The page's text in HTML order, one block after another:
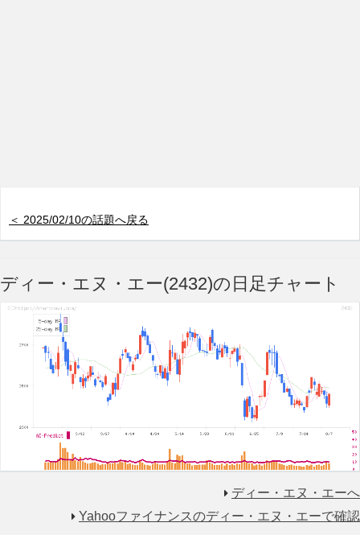
＜ 2025/02/10の話題へ戻る
ディー・エヌ・エー(2432)の日足チャート
ディー・エヌ・エーへ
Yahooファイナンスのディー・エヌ・エーで確認